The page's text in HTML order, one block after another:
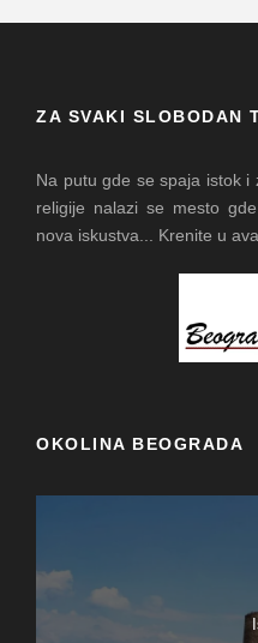
ZA SVAKI SLOBODAN
Na putu gde se spaja istok
religije nalazi se mesto
nova iskustva... Krenite u
OKOLINA BEOGRADA